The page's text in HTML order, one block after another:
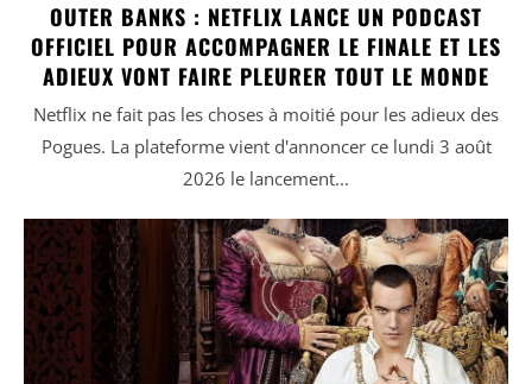
OUTER BANKS : NETFLIX LANCE UN PODCAST
OFFICIEL POUR ACCOMPAGNER LE FINALE ET LES
ADIEUX VONT FAIRE PLEURER TOUT LE MONDE
Netflix ne fait pas les choses à moitié pour les adieux des
Pogues. La plateforme vient d'annoncer ce lundi 3 août
2026 le lancement...